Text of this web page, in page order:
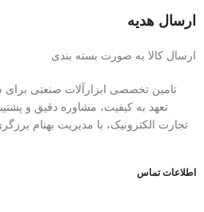
ارسال هدیه
ارسال کالا به صورت بسته بندی
تامین تخصصی ابزارآلات صنعتی برای
تعهد به کیفیت، مشاوره دقیق و
تجارت الکترونیک، با مدیریت بهنام
اطلاعات تماس